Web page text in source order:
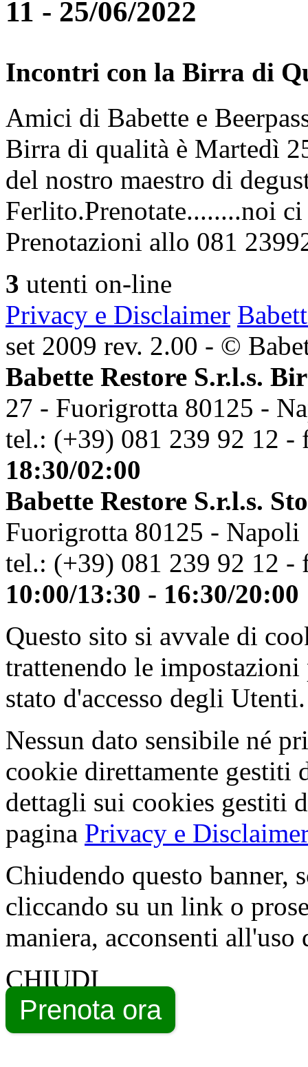
11 - 25/06/2022
Incontri con la Birra di
Amici di Babette e
Birra di qualità è Martedì
del nostro maestro di
Ferlito.Prenotate........noi
Prenotazioni allo 081
3 utenti on-line
Privacy e Disclaimer
set 2009 rev. 2.00 - ©
Babette Restore S.r.l.s.
27 - Fuorigrotta 80125 -
tel.: (+39) 081 239 92 12 -
18:30/02:00
Babette Restore S.r.l.s.
Fuorigrotta 80125 - Napoli
tel.: (+39) 081 239 92 12 -
10:00/13:30 - 16:30/20:00
Questo sito si avvale di
trattenendo le
stato d'accesso degli Utenti.
Nessun dato sensibile né
cookie direttamente gestiti
dettagli sui cookies gestiti
pagina Privacy e Disclaimer
Chiudendo questo banner,
cliccando su un link o
maniera, acconsenti all'uso
CHIUDI
Prenota ora